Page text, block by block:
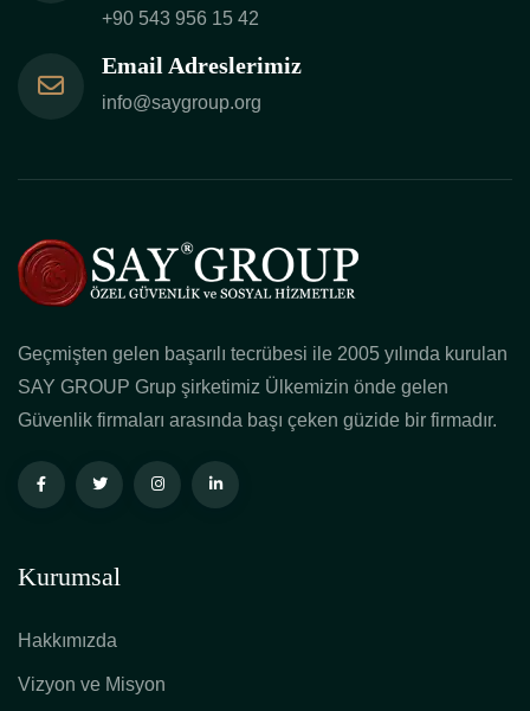
+90 543 956 15 42
Email Adreslerimiz
info@saygroup.org
Geçmişten gelen başarılı tecrübesi ile 2005 yılında kurulan
SAY GROUP Grup şirketimiz Ülkemizin önde gelen
Güvenlik firmaları arasında başı çeken güzide bir firmadır.
Kurumsal
Hakkımızda
Vizyon ve Misyon